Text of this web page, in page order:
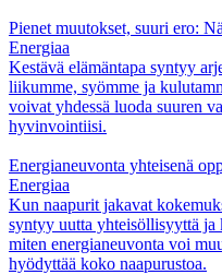
Pienet muutokset, suuri ero:
Energiaa
Kestävä elämäntapa syntyy
liikumme, syömme ja
voivat yhdessä luoda suuren
hyvinvointiisi.
Energianeuvonta yhteisenä
Energiaa
Kun naapurit jakavat
syntyy uutta yhteisöllisyyttä
miten energianeuvonta voi
hyödyttää koko naapurustoa.